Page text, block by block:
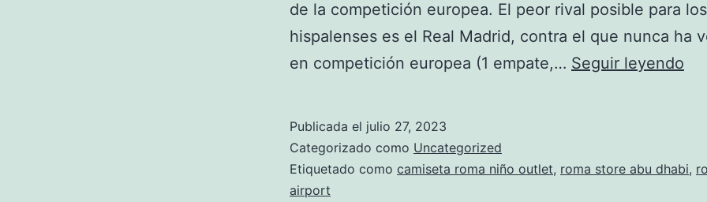
de la competición europea. El peor rival posible para los
hispalenses es el Real Madrid, contra el que nunca ha
en competición europea (1 empate,… Seguir leyendo
Publicada el julio 27, 2023
Categorizado como Uncategorized
Etiquetado como camiseta roma niño outlet, roma store abu dhabi,
airport